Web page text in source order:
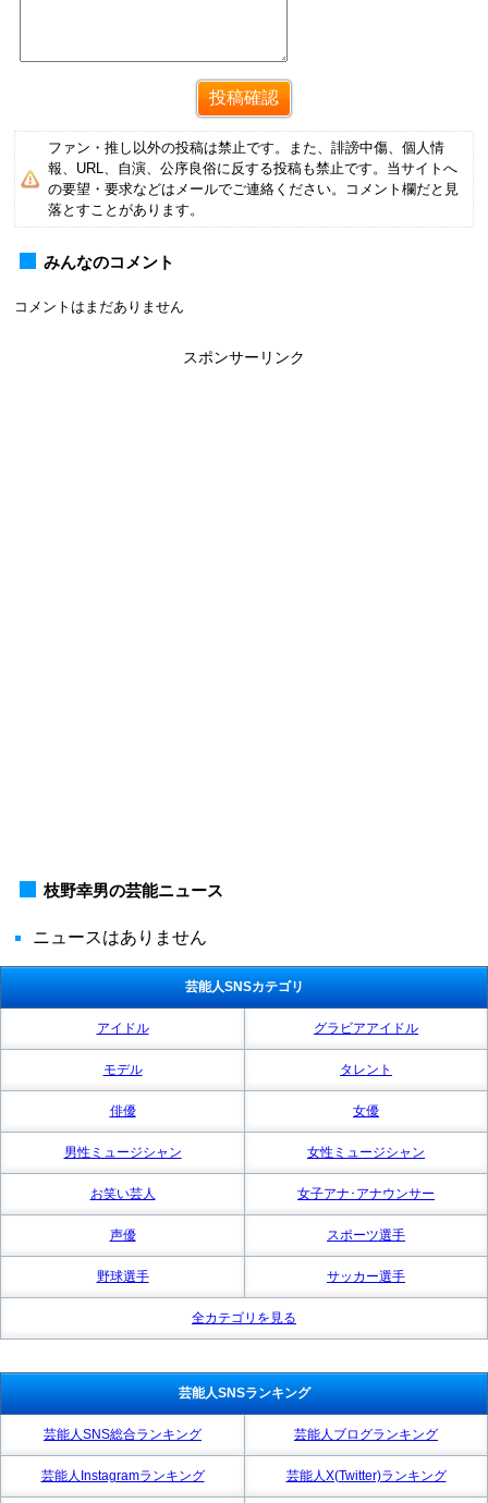
ファン・推し以外の投稿は禁止です。また、誹謗中傷、個人情
報、URL、自演、公序良俗に反する投稿も禁止です。当サイトへ
の要望・要求などはメールでご連絡ください。コメント欄だと見
落とすことがあります。
みんなのコメント
コメントはまだありません
スポンサーリンク
枝野幸男の芸能ニュース
ニュースはありません
芸能人SNSカテゴリ
アイドル グラビアアイドル
モデル タレント
俳優 女優
男性ミュージシャン 女性ミュージシャン
お笑い芸人 女子アナ･アナウンサー
声優 スポーツ選手
野球選手 サッカー選手
全カテゴリを見る
芸能人SNSランキング
芸能人SNS総合ランキング 芸能人ブログランキング
芸能人Instagramランキング 芸能人X(Twitter)ランキング